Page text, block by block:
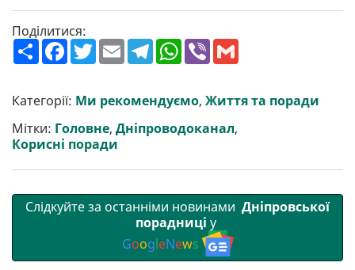
Поділитися:
П
о
р
и
и
F
a
b
o
k
T
w
e
E
m
l
T
e
g
r
m
W
h
s
A
p
V
r l
Категорії: Ми рекомендуємо, Життя та поради
Мітки: Головне, Дніпроводоканал,
Корисні поради
Слідкуйте за останніми новинами Дніпровської
порадниці у
GoogleNews